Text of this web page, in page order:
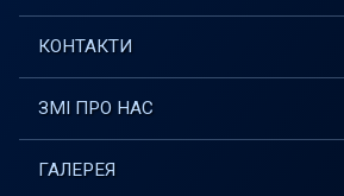
КОНТАКТИ
ЗМІ ПРО НАС
ГАЛЕРЕЯ